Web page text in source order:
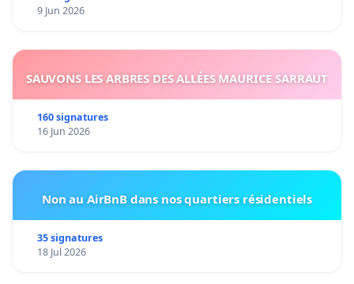
9 Jun 2026
SAUVONS LES ARBRES DES ALLÉES MAURICE SARRAUT
160 signatures
16 Jun 2026
Non au AirBnB dans nos quartiers résidentiels
35 signatures
18 Jul 2026